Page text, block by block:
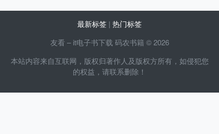
最新标签 | 热门标签
友看 – it电子书下载 码农书籍 © 2026
本站内容来自互联网，版权归著作人及版权方所有，如侵犯您
的权益，请联系删除！